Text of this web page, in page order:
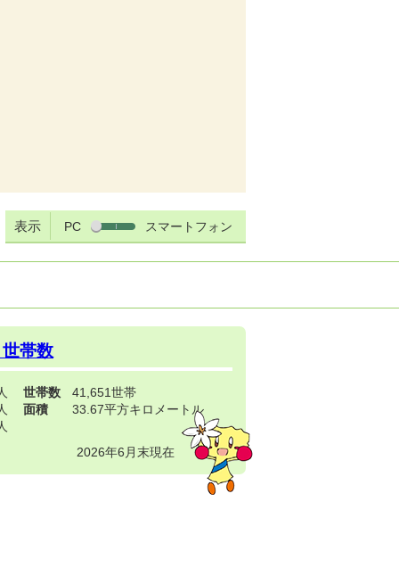
表示 PC スマートフォン
帯数
世帯数
41,651世帯
面積
33.67平方キロメートル
2026年6月末現在